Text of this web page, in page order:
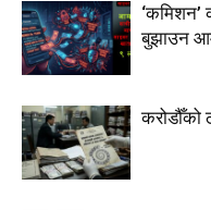
‘कमिशन’
बुझाउन
करोडौँको